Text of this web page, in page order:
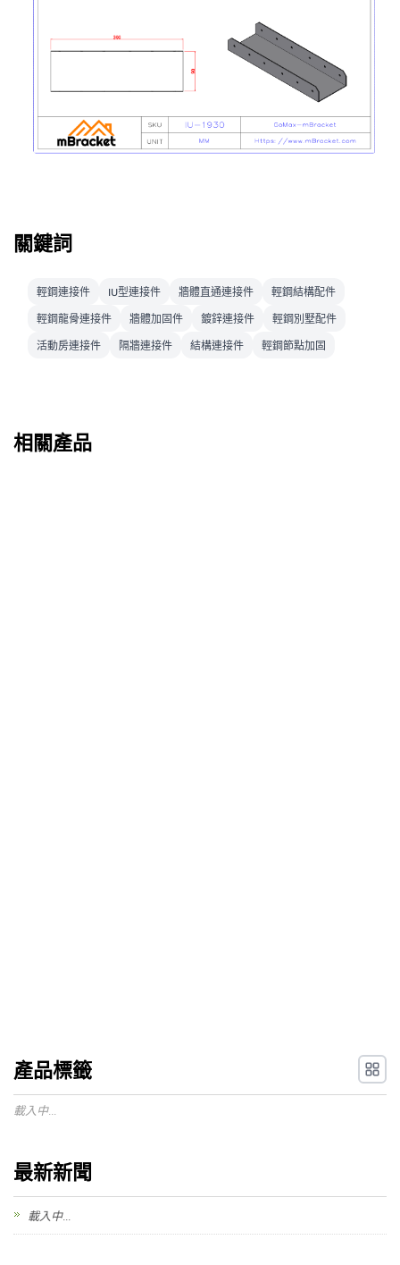
關鍵詞
輕鋼連接件 IU型連接件 牆體直通連接件
輕鋼結構配件
輕鋼龍骨連接件
牆體加固件 鍍鋅連接件
輕鋼別墅配件
活動房連接件
隔牆連接件 結構連接件 輕鋼節點加固
相關產品
產品標籤
載入中...
最新新聞
載入中...